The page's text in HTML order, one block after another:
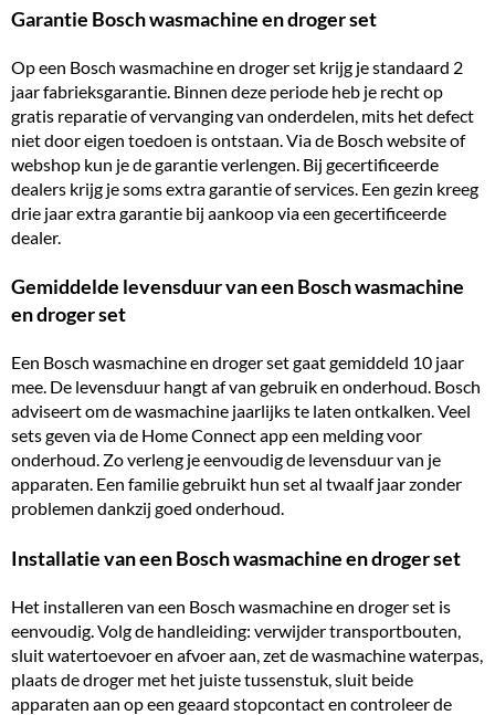
Garantie Bosch wasmachine en droger set
Op een Bosch wasmachine en droger set krijg je standaard 2
jaar fabrieksgarantie. Binnen deze periode heb je recht op
gratis reparatie of vervanging van onderdelen, mits het defect
niet door eigen toedoen is ontstaan. Via de Bosch website of
webshop kun je de garantie verlengen. Bij gecertificeerde
dealers krijg je soms extra garantie of services. Een gezin kreeg
drie jaar extra garantie bij aankoop via een gecertificeerde
dealer.
Gemiddelde levensduur van een Bosch wasmachine
en droger set
Een Bosch wasmachine en droger set gaat gemiddeld 10 jaar
mee. De levensduur hangt af van gebruik en onderhoud. Bosch
adviseert om de wasmachine jaarlijks te laten ontkalken. Veel
sets geven via de Home Connect app een melding voor
onderhoud. Zo verleng je eenvoudig de levensduur van je
apparaten. Een familie gebruikt hun set al twaalf jaar zonder
problemen dankzij goed onderhoud.
Installatie van een Bosch wasmachine en droger set
Het installeren van een Bosch wasmachine en droger set is
eenvoudig. Volg de handleiding: verwijder transportbouten,
sluit watertoevoer en afvoeraan, zet de wasmachine waterpas,
plaats de droger met het juiste tussenstuk, sluit beide
apparaten aan op een geaard stopcontact en controleer de